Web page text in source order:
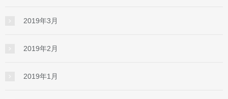
2019年3月
2019年2月
2019年1月